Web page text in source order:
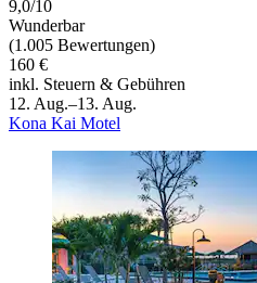
9,0/10
Wunderbar
(1.005 Bewertungen)
160 €
inkl. Steuern & Gebühren
12. Aug.–13. Aug.
Kona Kai Motel